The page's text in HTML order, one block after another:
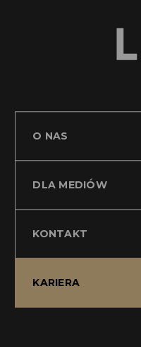
O NAS
DLA MEDIÓW
KONTAKT
KARIERA